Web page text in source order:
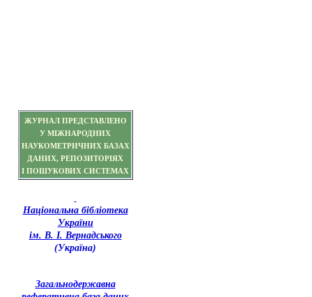
ЖУРНАЛ ПРЕДСТАВЛЕНО
У МІЖНАРОДНИХ
НАУКОМЕТРИЧНИХ БАЗАХ
ДАНИХ, РЕПОЗИТОРІЯХ
І ПОШУКОВИХ СИСТЕМАХ
Національна бібліотека
України
ім. В. І. Вернадського
(Україна)
Загальнодержавна